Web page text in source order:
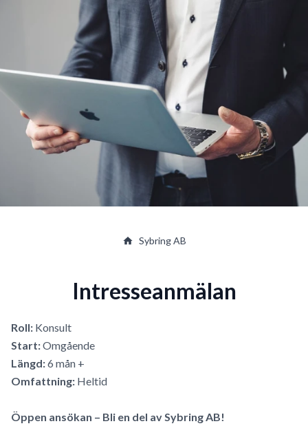
Sybring AB
Intresseanmälan
Roll: Konsult
Start:Omgående
Längd:6 mån +
Omfattning: Heltid
Öppen ansökan – Bli en del av Sybring AB!